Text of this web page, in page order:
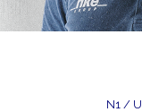
N1 /